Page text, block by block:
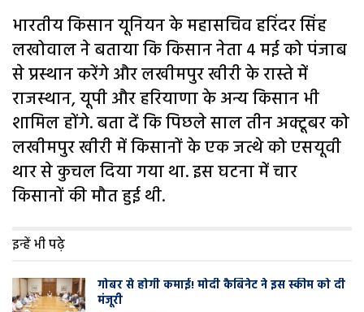
भारतीय किसान यूनियन के महासचिव हरिंदर सिंह
लखोवाल ने बताया कि किसान नेता 4 मई को पंजाब
से प्रस्थान करेंगे और लखीमपुर खीरी के रास्ते में
राजस्थान, यूपी और हरियाणा के अन्य किसान भी
शामिल होंगे. बता दें कि पिछले साल तीन अक्टूबर को
लखीमपुर खीरी में किसानों के एक जत्थे को एसयूवी
थार से कुचल दिया गया था. इस घटना में चार
किसानों की मौत हुई थी.
इन्हें भी पढ़े
गोबर से होगी कमाई! मोदी कैबिनेट ने इस स्कीम को दी
मंजूरी